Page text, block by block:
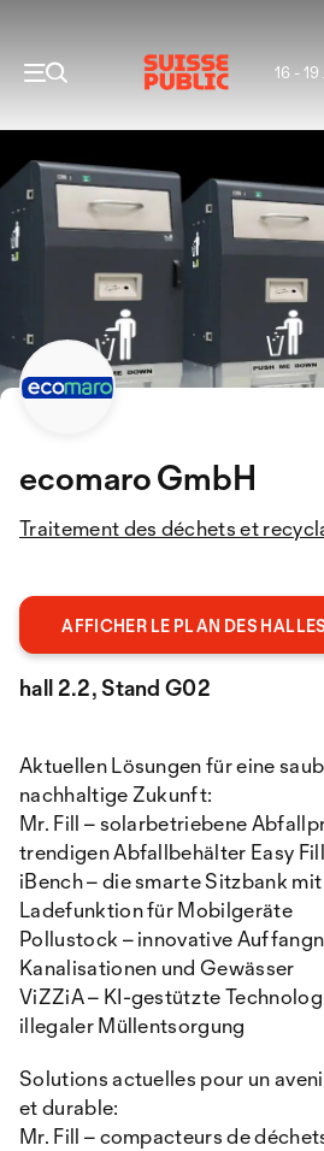
16 - 19
ecomaro GmbH
Traitement des déchets et
AFFICHER LE PLAN DES HALLES
hall 2.2, Stand G02
Aktuellen Lösungen für eine
nachhaltige Zukunft:
Mr. Fill – solarbetriebene
trendigen Abfallbehälter Easy
iBench – die smarte Sitzbank
Ladefunktion für Mobilgeräte
Pollustock – innovative
Kanalisationen und Gewässer
ViZZiA – KI-gestützte
illegaler Müllentsorgung
Solutions actuelles pour un
et durable:
Mr. Fill – compacteurs de